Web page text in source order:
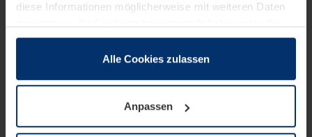
diese Informationen möglicherweise mit weiteren Daten
sie im Rahmen Ihrer Nutzung der Dienste gesammelt
wenn diese für den Betrieb dieser Seite unbedingt
notwendig sind. Für alle anderen Cookie-Typen benötigen
wir Ihre Erlaubnis. Ihre Einwilligung können Sie jederzeit
Alle Cookies zulassen
Anpassen